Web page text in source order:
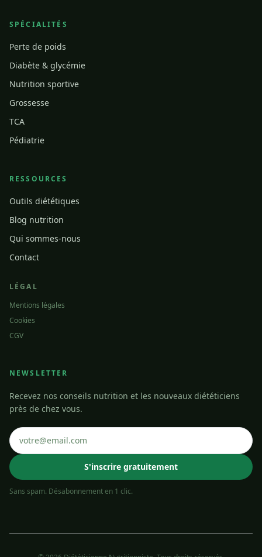
SPÉCIALITÉS
Perte de poids
Diabète & glycémie
Nutrition sportive
Grossesse
TCA
Pédiatrie
RESSOURCES
Outils diététiques
Blog nutrition
Qui sommes-nous
Contact
LÉGAL
Mentions légales
Cookies
CGV
NEWSLETTER
Recevez nos conseils nutrition et les nouveaux diététiciens
près de chez vous.
S'inscrire gratuitement
Sans spam. Désabonnement en 1 clic.